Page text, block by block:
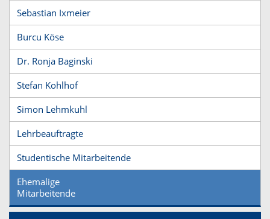
Sebastian Ixmeier
Burcu Köse
Dr. Ronja Baginski
Stefan Kohlhof
Simon Lehmkuhl
Lehrbeauftragte
Studentische Mitarbeitende
Ehemalige
Mitarbeitende